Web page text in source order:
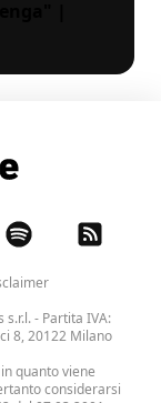
s.r.l.- Partita IVA:
8, 20122 Milano
quanto viene
considerarsi